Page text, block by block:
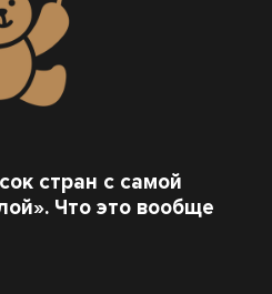
стран с самой
Что это вообще